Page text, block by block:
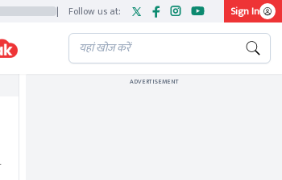
| Follow us at: Sign In
ADVERTISEMENT